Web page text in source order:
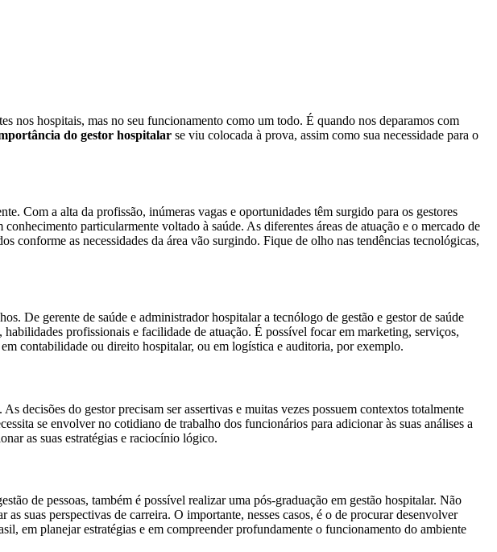
nos hospitais, mas no seu funcionamento como um todo. É quando nos deparamos com
do gestor hospitalar se viu colocada à prova, assim como sua necessidade para o
Com a alta da profissão, inúmeras vagas e oportunidades têm surgido para os gestores
particularmente voltado à saúde. As diferentes áreas de atuação e o mercado de
conforme as necessidades da área vão surgindo. Fique de olho nas tendências tecnológicas,
De gerente de saúde e administrador hospitalar a tecnólogo de gestão e gestor de saúde
profissionais e facilidade de atuação. É possível focar em marketing, serviços,
contabilidade ou direito hospitalar, ou em logística e auditoria, por exemplo.
decisões do gestor precisam ser assertivas e muitas vezes possuem contextos totalmente
se envolver no cotidiano de trabalho dos funcionários para adicionar às suas análises a
as suas estratégias e raciocínio lógico.
de pessoas, também é possível realizar uma pós-graduação em gestão hospitalar. Não
suas perspectivas de carreira. O importante, nesses casos, é o de procurar desenvolver
em planejar estratégias e em compreender profundamente o funcionamento do ambiente